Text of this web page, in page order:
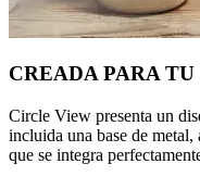
CREADA PARA
Circle View presenta un
incluida una base de
que se integra